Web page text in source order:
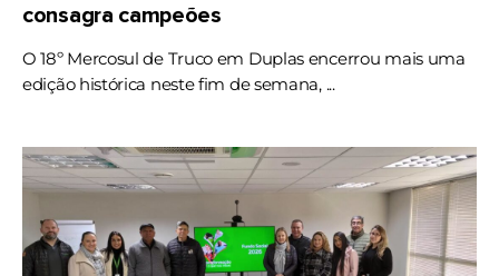
consagra campeões
O 18º Mercosul de Truco em Duplas encerrou mais uma
edição histórica neste fim de semana, ...